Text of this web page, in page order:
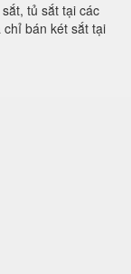
tủ sắt tại các
bán két sắt tại